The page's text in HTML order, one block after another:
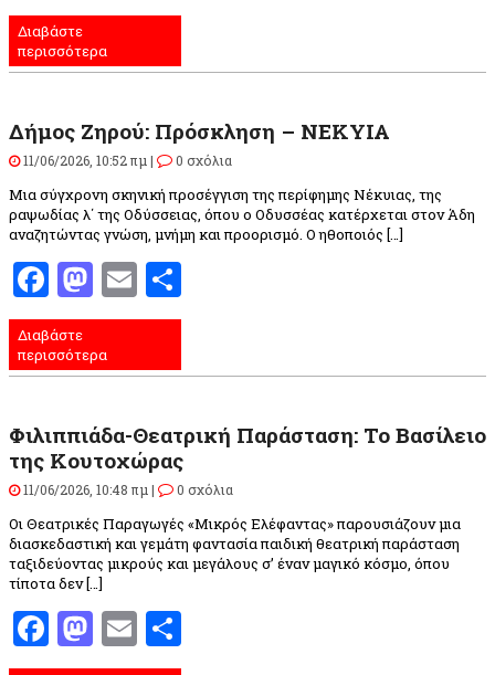
Διαβάστε
περισσότερα
Δήμος Ζηρού: Πρόσκληση – NEKYIA
11/06/2026, 10:52 πμ | 0 σχόλια
Μια σύγχρονη σκηνική προσέγγιση της περίφημης Νέκυιας, της
ραψωδίας λ΄ της Οδύσσειας, όπου ο Οδυσσέας κατέρχεται στον Άδη
αναζητώντας γνώση, μνήμη και προορισμό. Ο ηθοποιός […]
Facebook
Mastodon
Email
Διαβάστε
περισσότερα
Φιλιππιάδα-Θεατρική Παράσταση: Το Βασίλειο
της Κουτοχώρας
11/06/2026, 10:48 πμ | 0 σχόλια
Οι Θεατρικές Παραγωγές «Μικρός Ελέφαντας» παρουσιάζουν μια
διασκεδαστική και γεμάτη φαντασία παιδική θεατρική παράσταση
ταξιδεύοντας μικρούς και μεγάλους σ’ έναν μαγικό κόσμο, όπου
τίποτα δεν […]
Facebook
Mastodon
Email